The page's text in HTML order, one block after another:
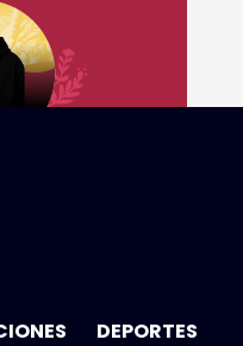
DEPORTES